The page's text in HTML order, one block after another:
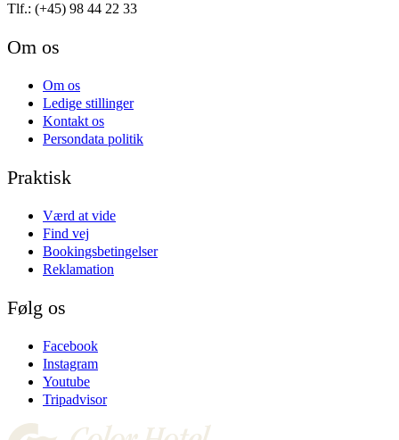
Tlf.: (+45) 98 44 22 33
Om os
Om os
Ledige stillinger
Kontakt os
Persondata politik
Praktisk
Værd at vide
Find vej
Bookingsbetingelser
Reklamation
Følg os
Facebook
Instagram
Youtube
Tripadvisor